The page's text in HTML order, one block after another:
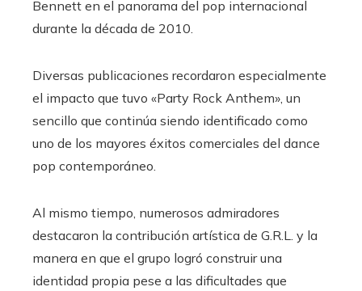
Bennett en el panorama del pop internacional
durante la década de 2010.
Diversas publicaciones recordaron especialmente
el impacto que tuvo «Party Rock Anthem», un
sencillo que continúa siendo identificado como
uno de los mayores éxitos comerciales del dance
pop contemporáneo.
Al mismo tiempo, numerosos admiradores
destacaron la contribución artística de G.R.L. y la
manera en que el grupo logró construir una
identidad propia pese a las dificultades que